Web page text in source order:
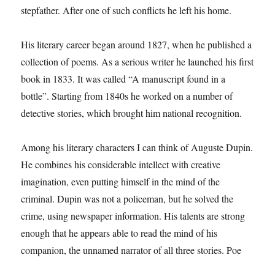
stepfather. After one of such conflicts he left his home.
His literary career began around 1827, when he published a
collection of poems. As a serious writer he launched his first
book in 1833. It was called “A manuscript found in a
bottle”. Starting from 1840s he worked on a number of
detective stories, which brought him national recognition.
Among his literary characters I can think of Auguste Dupin.
He combines his considerable intellect with creative
imagination, even putting himself in the mind of the
criminal. Dupin was not a policeman, but he solved the
crime, using newspaper information. His talents are strong
enough that he appears able to read the mind of his
companion, the unnamed narrator of all three stories. Poe